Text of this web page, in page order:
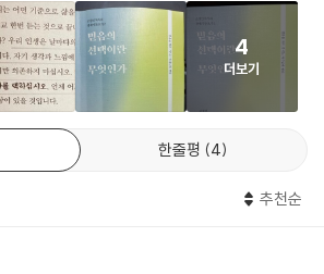
으면 모든 것이 잘 풀려야 하는 것 아닙니까?
합니까?
해 보이지만, 그 끝은 파멸이요 죽음인 길입니
살길이라고 생각합니까? 바로 그것이 아브람
4
더보기
한줄평 4
추천순